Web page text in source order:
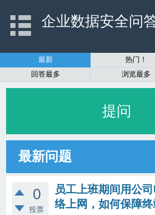
企业数据安全问
最新 热门！
回答最多
浏览最多
提问
最新问题
0
投票
员工上班期间用公
络上网，如何保障终